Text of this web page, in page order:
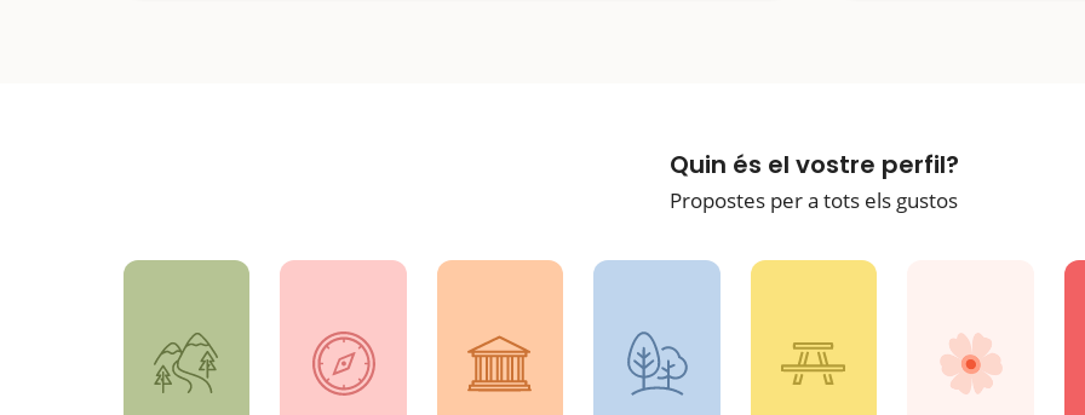
Quin és el vostre perfil?
Propostes per a tots els gustos